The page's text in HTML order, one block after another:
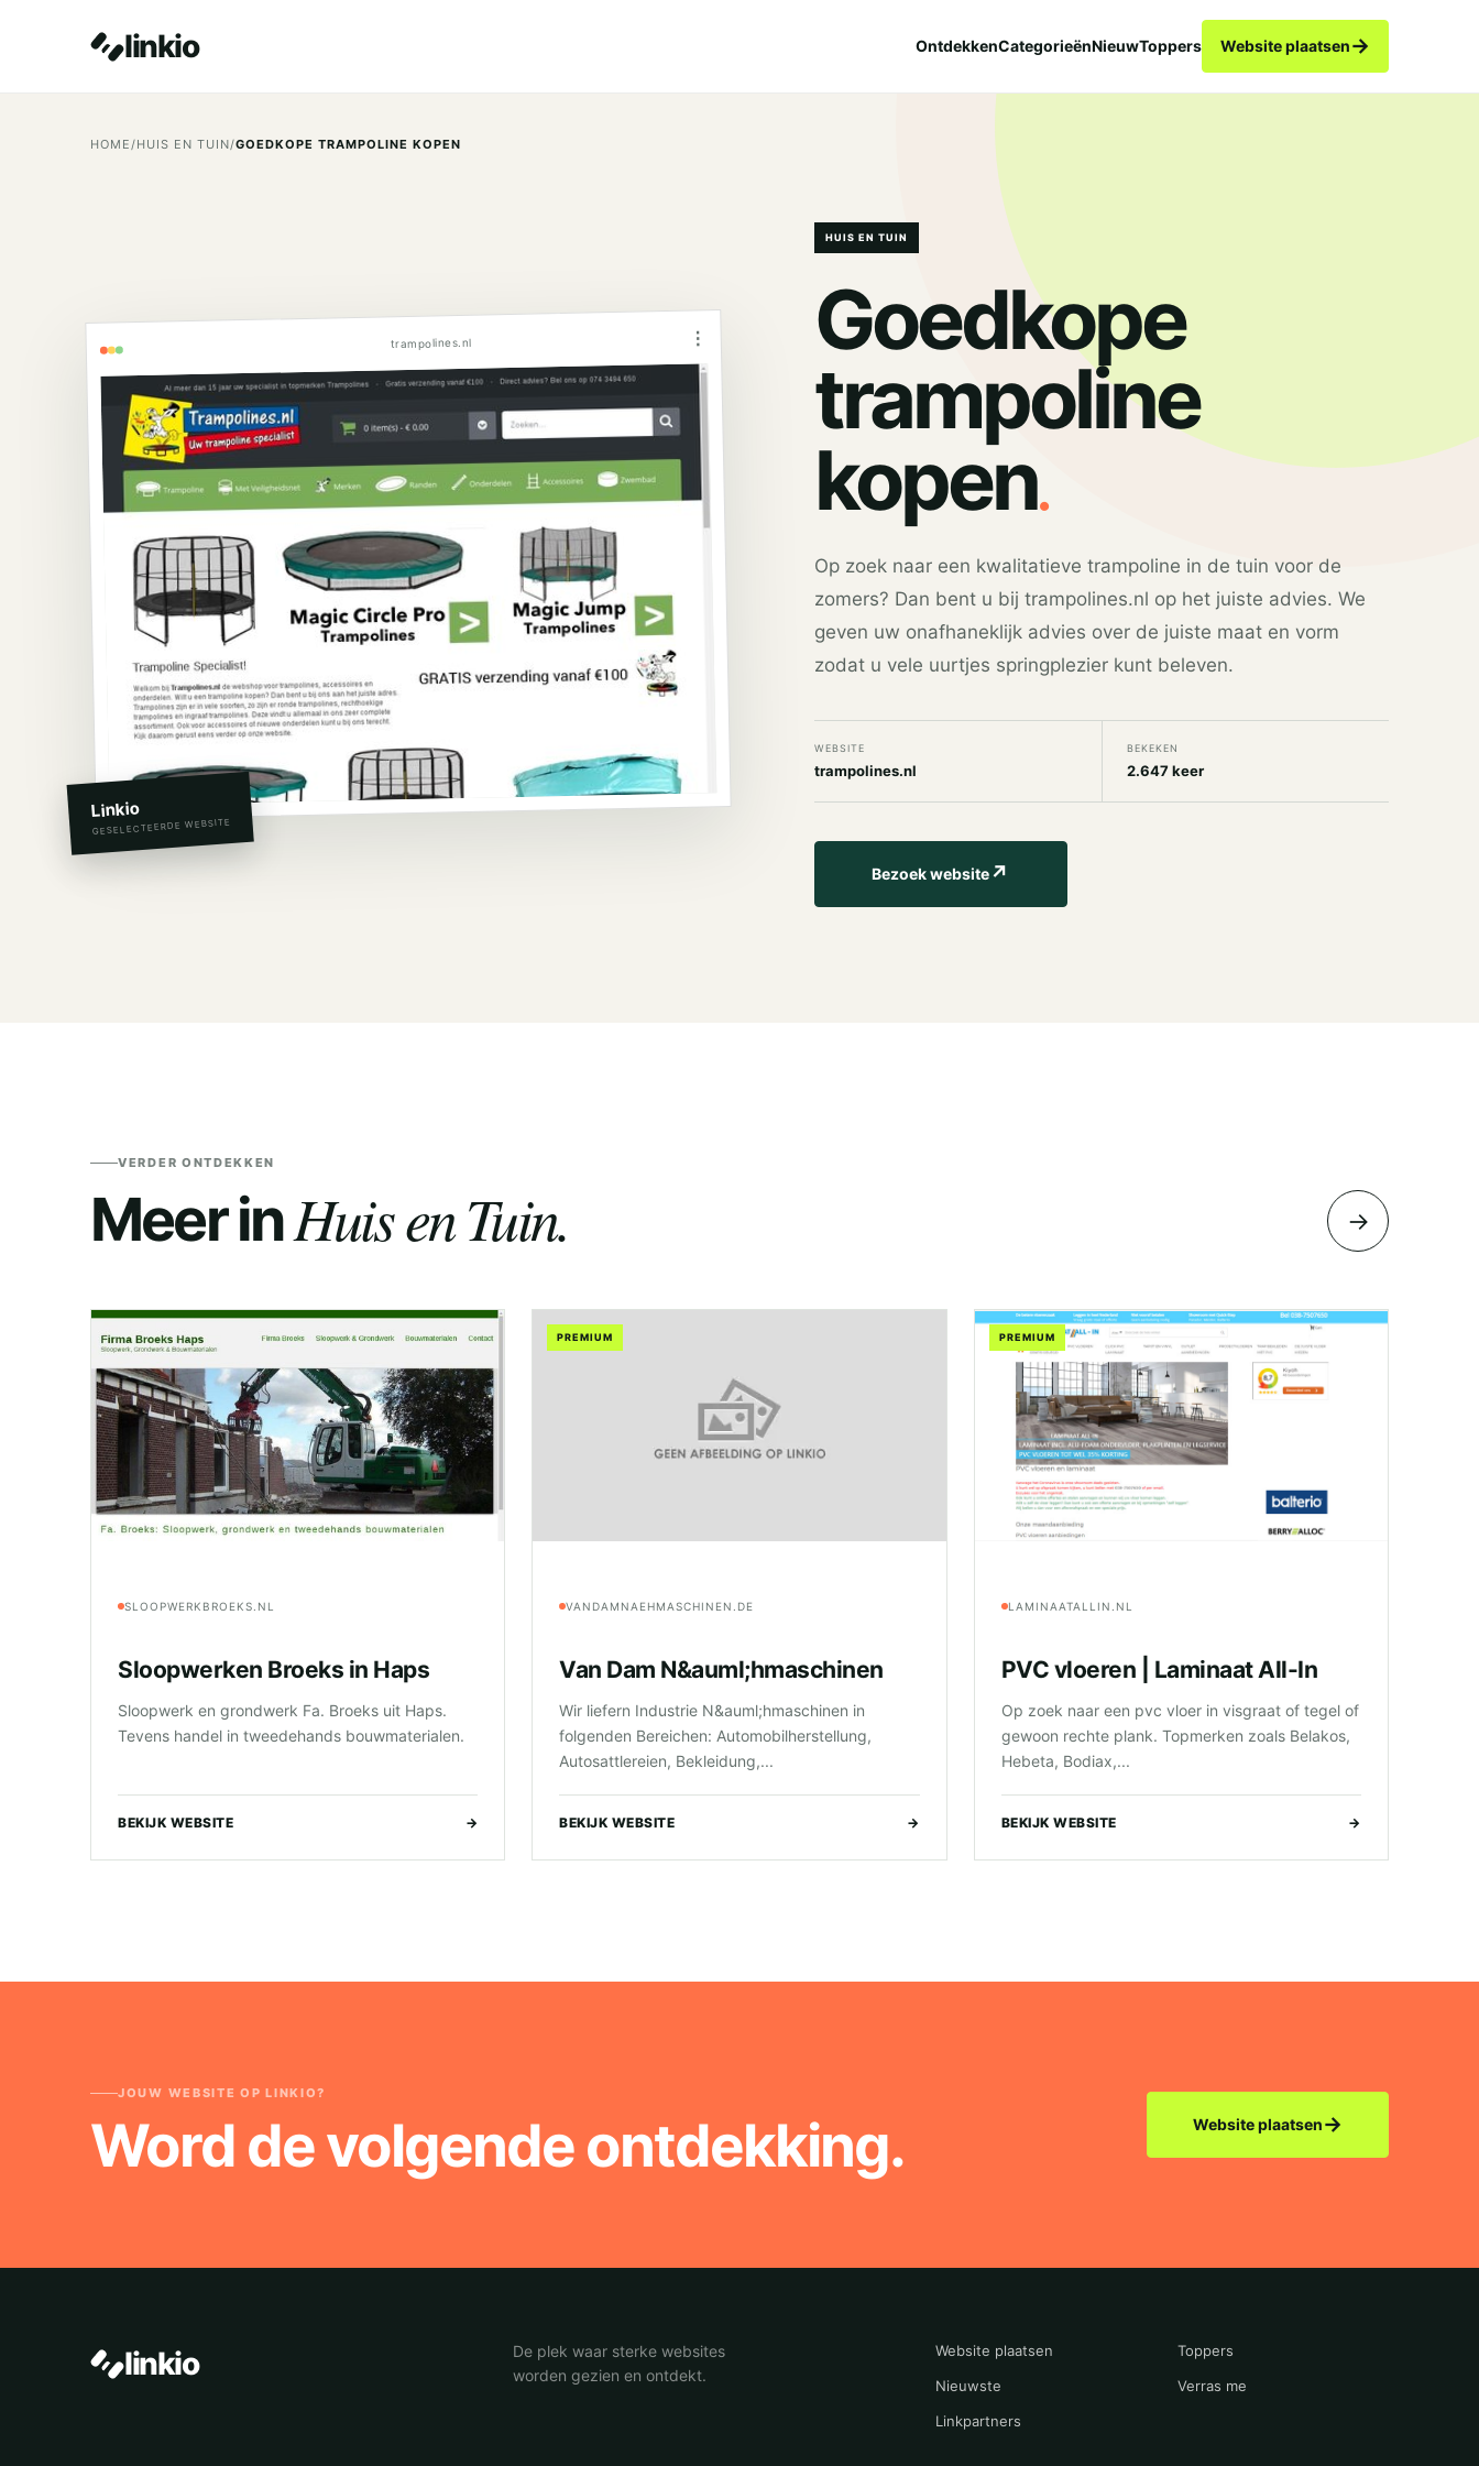
linkio OntdekkenCategorieënNieuwToppers Website plaatsen→
HOME/HUIS EN TUIN/GOEDKOPE TRAMPOLINE KOPEN
trampolines.nl ⋮
Linkio
GESELECTEERDE WEBSITE
HUIS EN TUIN
Goedkope
trampoline
kopen.
Op zoek naar een kwalitatieve trampoline in de tuin voor de
zomers? Dan bent u bij trampolines.nl op het juiste advies. We
geven uw onafhaneklijk advies over de juiste maat en vorm
zodat u vele uurtjes springplezier kunt beleven.
WEBSITE
trampolines.nl
BEKEKEN
2.647 keer
Bezoek website↗
VERDER ONTDEKKEN
Meer inHuis en Tuin. →
SLOOPWERKBROEKS.NL
Sloopwerken Broeks in Haps
Sloopwerk en grondwerk Fa. Broeks uit Haps.
Tevens handel in tweedehands bouwmaterialen.
BEKIJK WEBSITE →
PREMIUM
VANDAMNAEHMASCHINEN.DE
Van Dam N&auml;hmaschinen
Wir liefern Industrie N&auml;hmaschinen in
folgenden Bereichen: Automobilherstellung,
Autosattlereien, Bekleidung,...
BEKIJK WEBSITE →
PREMIUM
LAMINAATALLIN.NL
PVC vloeren | Laminaat All-In
Op zoek naar een pvc vloer in visgraat of tegel of
gewoon rechte plank. Topmerken zoals Belakos,
Hebeta, Bodiax,...
BEKIJK WEBSITE →
JOUW WEBSITE OP LINKIO?
Word de volgende ontdekking. Website plaatsen→
linkio
De plek waar sterke websites
worden gezien en ontdekt.
Website plaatsen
Toppers
Nieuwste
Verras me
Linkpartners